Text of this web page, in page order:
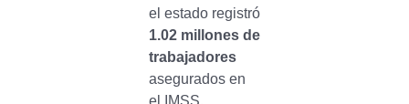
el estado registró
1.02 millones de
trabajadores
asegurados en
el IMSS,